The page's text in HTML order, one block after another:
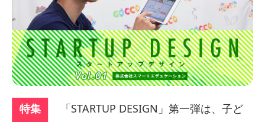
特集
「STARTUP DESIGN」第一弾は、子ど